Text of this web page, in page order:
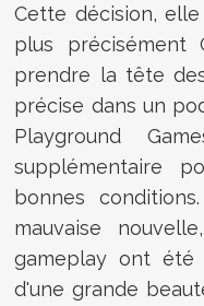
Cette décision,
plus précisément
prendre la tête
précise dans un
Playground
supplémentaire
bonnes
mauvaise
gameplay ont été
d'une grande